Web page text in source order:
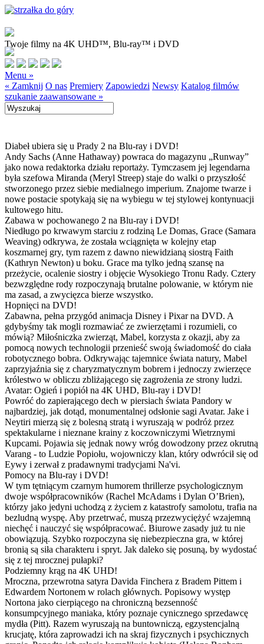
Twoje filmy na 4K UHD™, Blu-ray™ i DVD
Menu »
« Zamknij O nas Premiery Zapowiedzi Newsy Katalog filmów
szukanie zaawansowane »
Diabeł ubiera się u Prady 2 na Blu-ray i DVD!
Andy Sachs (Anne Hathaway) powraca do magazynu „Runway”
jako nowa redaktorka działu reportaży. Tymczasem jej legendarna
była szefowa Miranda (Meryl Streep) staje do walki o przyszłość
stworzonego przez siebie medialnego imperium. Znajome twarze i
nowe postacie spotykają się na wybiegu w tej stylowej kontynuacji
kultowego hitu.
Zabawa w pochowanego 2 na Blu-ray i DVD!
Niedługo po krwawym starciu z rodziną Le Domas, Grace (Samara
Weaving) odkrywa, że została wciągnięta w kolejny etap
koszmarnej gry, tym razem z dawno niewidzianą siostrą Faith
(Kathryn Newton) u boku. Grace ma tylko jedną szansę na
przeżycie, ocalenie siostry i objęcie Wysokiego Tronu Rady. Cztery
bezwzględne rody rozpoczynają brutalne polowanie, w którym nie
ma zasad, a zwycięzca bierze wszystko.
Hopnięci na DVD!
Zabawna, pełna przygód animacja Disney i Pixar na DVD. A
gdybyśmy tak mogli rozmawiać ze zwierzętami i rozumieli, co
mówią? Miłośniczka zwierząt, Mabel, korzysta z okazji, aby za
pomocą nowych technologii przenieść swoją świadomość do ciała
robotycznego bobra. Odkrywając tajemnice świata natury, Mabel
zaprzyjaźnia się z charyzmatycznym bobrem i jednoczy zwierzęce
królestwo w obliczu zbliżającego się zagrożenia ze strony ludzi.
Avatar: Ogień i popiół na 4K UHD, Blu-ray i DVD!
Powróć do zapierającego dech w piersiach świata Pandory w
najbardziej, jak dotąd, monumentalnej odsłonie sagi Avatar. Jake i
Neytiri mierzą się z bolesną stratą i wyruszają w podróż przez
spektakularne i nieznane krainy z koczowniczymi Wietrznymi
Kupcami. Pojawia się jednak nowy wróg dowodzony przez okrutną
Varang - to Ludzie Popiołu, wojowniczy klan, który odwrócił się od
Eywy i zerwał z pradawnymi tradycjami Na'vi.
Pomocy na Blu-ray i DVD!
W tym tętniącym czarnym humorem thrillerze psychologicznym
dwoje współpracowników (Rachel McAdams i Dylan O’Brien),
którzy jako jedyni uchodzą z życiem z katastrofy samolotu, trafia na
bezludną wyspę. Aby przetrwać, muszą przezwyciężyć wzajemną
niechęć i nauczyć się współpracować. Biurowe zasady już tu nie
obowiązują. Szybko rozpoczyna się niebezpieczna gra, w której
bronią są siła charakteru i spryt. Jak daleko się posuną, by wydostać
się z tej mrocznej pułapki?
Podziemny krąg na 4K UHD!
Mroczna, przewrotna satyra Davida Finchera z Bradem Pittem i
Edwardem Nortonem w rolach głównych. Popisowy występ
Nortona jako cierpiącego na chroniczną bezsenność
konsumpcyjnego maniaka, który poznaje cynicznego sprzedawcę
mydła (Pitt). Razem wyruszają na buntowniczą, egzystencjalną
krucjatę, która zaprowadzi ich na skraj fizycznych i psychicznych